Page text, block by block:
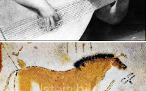
Engel
Granger Collection